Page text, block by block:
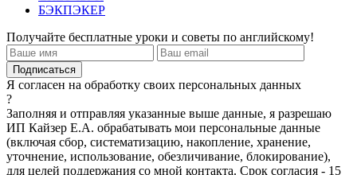
БЭКПЭКЕР
Получайте бесплатные уроки и советы по английскому!
Я согласен на обработку своих персональных данных
?
Заполняя и отправляя указанные выше данные, я разрешаю
ИП Кайзер Е.А. обрабатывать мои персональные данные
(включая сбор, систематизацию, накопление, хранение,
уточнение, использование, обезличивание, блокирование),
для целей поддержания со мной контакта. Срок согласия - 15